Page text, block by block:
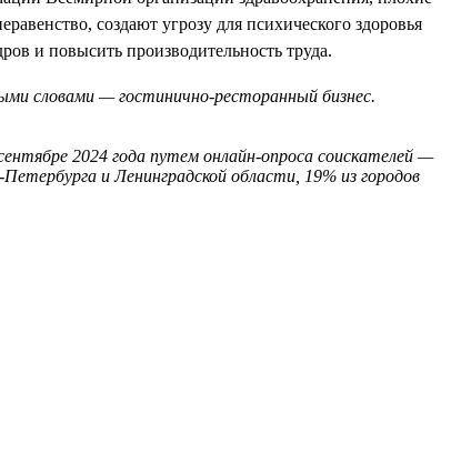
создают угрозу для психического здоровья
и повысить производительность труда.
словами — гостинично-ресторанный бизнес.
2024 года путем онлайн-опроса соискателей —
и Ленинградской области, 19% из городов